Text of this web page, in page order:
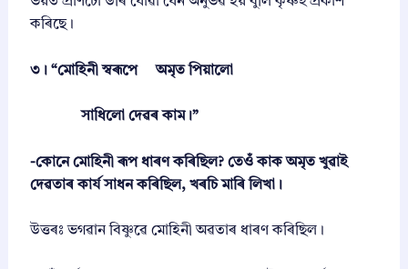
কৰিছে।
৩। “মোহিনী স্বৰূপে অমৃত পিয়ালো
সাধিলো দেৱৰ কাম।”
-কোনে মোহিনী ৰূপ ধাৰণ কৰিছিল? তেওঁ কাক অমৃত খুৱাই
দেৱতাৰ কাৰ্য সাধন কৰিছিল, খৰচি মাৰি লিখা।
উত্তৰঃ ভগৱান বিষ্ণুৱে মোহিনী অৱতাৰ ধাৰণ কৰিছিল।